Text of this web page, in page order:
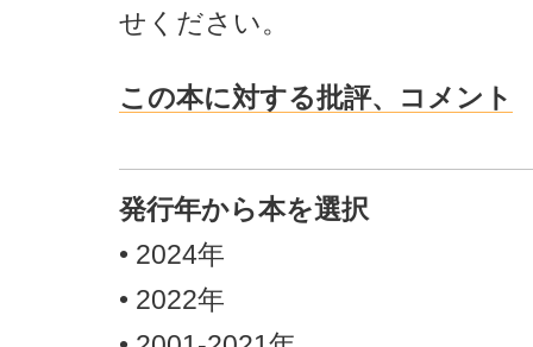
せください。
この本に対する批評、コメント
発行年から本を選択
• 2024年
• 2022年